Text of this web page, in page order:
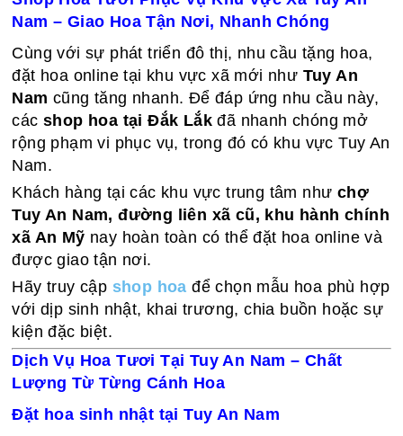
Nam – Giao Hoa Tận Nơi, Nhanh Chóng
Cùng với sự phát triển đô thị, nhu cầu tặng hoa,
đặt hoa online tại khu vực xã mới như Tuy An
Nam cũng tăng nhanh. Để đáp ứng nhu cầu này,
cácshop hoa tại Đắk Lắk đã nhanh chóng mở
rộng phạm vi phục vụ, trong đó có khu vực Tuy An
Nam.
Khách hàng tại các khu vực trung tâm như chợ
Tuy An Nam, đường liên xã cũ, khu hành chính
xã An Mỹ nay hoàn toàn có thể đặt hoa online và
được giao tận nơi.
Hãy truy cập shop hoa để chọn mẫu hoa phù hợp
với dịp sinh nhật, khai trương, chia buồn hoặc sự
kiện đặc biệt.
Dịch Vụ Hoa Tươi Tại Tuy An Nam – Chất
Lượng Từ Từng Cánh Hoa
Đặt hoa sinh nhật tại Tuy An Nam